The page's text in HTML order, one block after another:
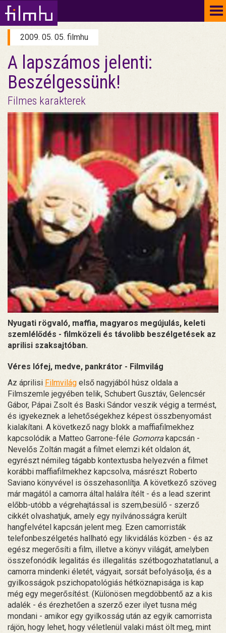
2009. 05. 05. filmhu
A lapszámos jelenti:
Beszélgessünk!
Filmes karakterek
Nyugati rögvaló, maffia, magyaros megújulás, keleti
szemlélődés - filmközeli és távolibb beszélgetések az
aprilisi szaksajtóban.
Véres lófej, medve, pankrátor - Filmvilág
Az áprilisi Filmvilág első nagyjából húsz oldala a
Filmszemle jegyében telik, Schubert Gusztáv, Gelencsér
Gábor, Pápai Zsolt és Baski Sándor veszik végig a termést,
és igyekeznek a lehetőségekhez képest összbenyomást
kialakítani. A következő nagy blokk a maffiafilmekhez
kapcsolódik a Matteo Garrone-féle Gomorra kapcsán -
Nevelős Zoltán magát a filmet elemzi két oldalon át,
egyrészt némileg tágabb kontextusba helyezvén a filmet
korábbi maffiafilmekhez kapcsolva, másrészt Roberto
Saviano könyvével is összehasonlítja. A következő szöveg
már magától a camorra által halálra ítélt - és a lead szerint
előbb-utóbb a végrehajtással is szem,besülő - szerző
cikkét olvashatjuk, amely egy nyilvánosságra került
hangfelvétel kapcsán jelent meg. Ezen camorristák
telefonbeszélgetés hallható egy likvidálás közben - és az
egész megerősíti a film, illetve a könyv világát, amelyben
összefonódik legalitás és illegalitás szétbogozhatatlanul, a
camorra mindenki életét, vágyait, sorsát befolyásolja, és a
gyilkosságok pszichopatológiás hétköznapisága is kap
még egy megerősítést. (Különösen megdöbbentő az a kis
adalék - és érezhetően a szerző ezer ilyet tusna még
mondani - amikor egy gyilkosság után az egyik camorrista
rájön, hogy lehet, hogy véletlenül valaki mást ölt meg, mint